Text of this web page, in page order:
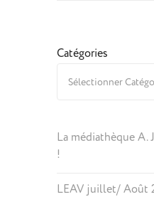
Catégories
La médiathèque A.
!
LEAV juillet/ Août